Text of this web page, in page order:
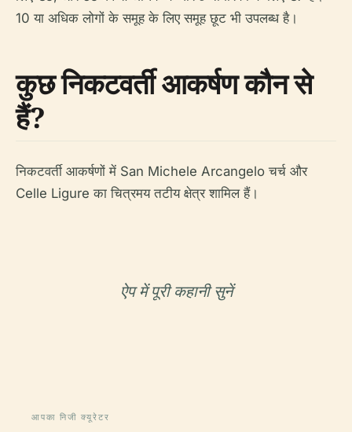
10 या अधिक लोगों के समूह के लिए समूह छूट भी उपलब्ध है।
कुछ निकटवर्ती आकर्षण कौन से
हैं?
निकटवर्ती आकर्षणों में San Michele Arcangelo चर्च और
Celle Ligure का चित्रमय तटीय क्षेत्र शामिल हैं।
ऐप में पूरी कहानी सुनें
आपका निजी क्यूरेटर